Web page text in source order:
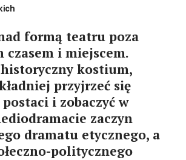
formą teatru poza
i miejscem.
kostium,
przyjrzeć się
i zobaczyć w
zaczyn
dramatu etycznego, a
politycznego